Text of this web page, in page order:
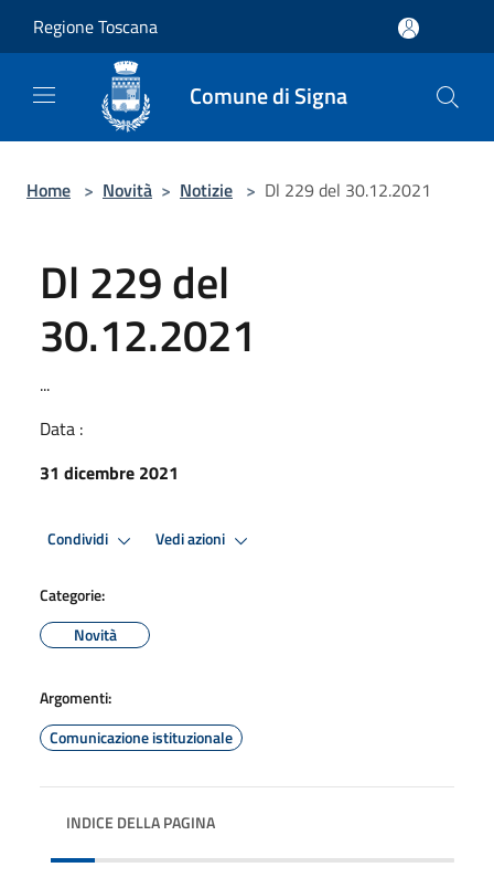
Regione Toscana
Comune di Signa
Home > Novità > Notizie > Dl 229 del 30.12.2021
Dl 229 del
30.12.2021
...
Data :
31 dicembre 2021
Condividi Vedi azioni
Categorie:
Novità
Argomenti:
Comunicazione istituzionale
INDICE DELLA PAGINA